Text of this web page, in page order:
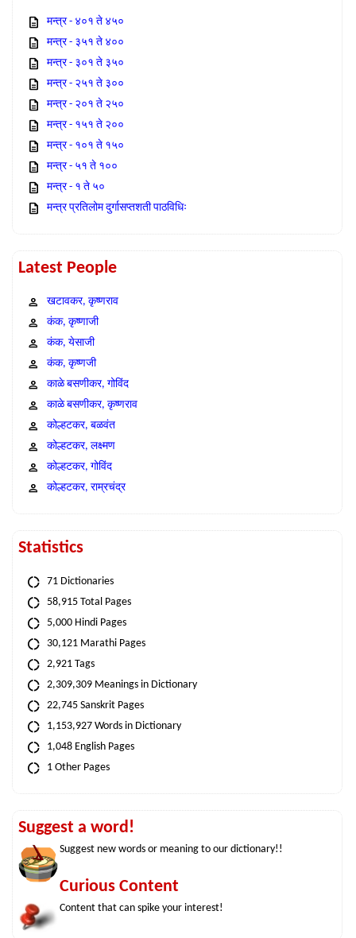
मन्त्र - ४०१ ते ४५०
मन्त्र - ३५१ ते ४००
मन्त्र - ३०१ ते ३५०
मन्त्र - २५१ ते ३००
मन्त्र - २०१ ते २५०
मन्त्र - १५१ ते २००
मन्त्र - १०१ ते १५०
मन्त्र - ५१ ते १००
मन्त्र - १ ते ५०
मन्त्र प्रतिलोम दुर्गासप्तशती पाठविधिः
Latest People
खटावकर, कृष्णराव
कंक, कृष्णाजी
कंक, येसाजी
कंक, कृष्णजी
काळे बसणीकर, गोविंद
काळे बसणीकर, कृष्णराव
कोल्हटकर, बळवंत
कोल्हटकर, लक्ष्मण
कोल्हटकर, गोविंद
कोल्हटकर, राम्रचंद्र
Statistics
71 Dictionaries
58,915 Total Pages
5,000 Hindi Pages
30,121 Marathi Pages
2,921 Tags
2,309,309 Meanings in Dictionary
22,745 Sanskrit Pages
1,153,927 Words in Dictionary
1,048 English Pages
1 Other Pages
Suggest a word!
Suggest new words or meaning to our dictionary!!
Curious Content
Content that can spike your interest!